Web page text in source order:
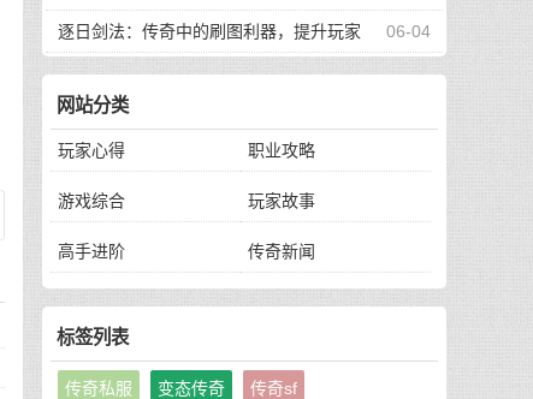
06-04
逐日剑法：传奇中的刷图利器，提升玩家
效率之秘诀
网站分类
玩家心得 职业攻略
游戏综合 玩家故事
高手进阶 传奇新闻
标签列表
传奇私服 变态传奇 传奇sf